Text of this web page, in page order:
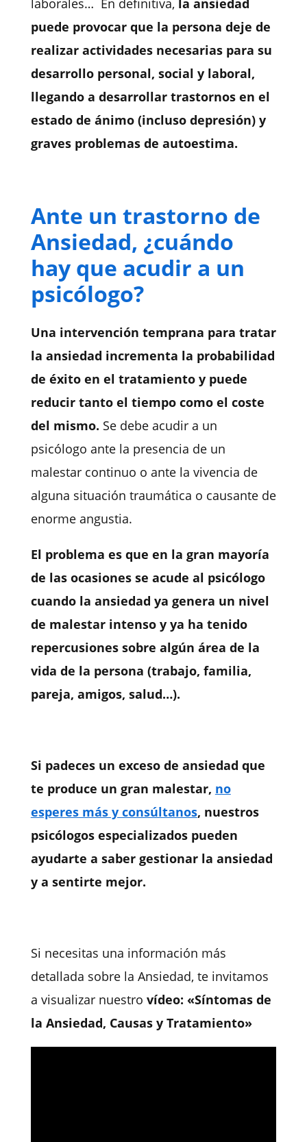
laborales… En definitiva, la ansiedad
puede provocar que la persona deje de
realizar actividades necesarias para su
desarrollo personal, social y laboral,
llegando a desarrollar trastornos en el
estado de ánimo (incluso depresión) y
graves problemas de autoestima.
Ante un trastorno de
Ansiedad, ¿cuándo
hay que acudir a un
psicólogo?
Una intervención temprana para tratar
la ansiedad incrementa la probabilidad
de éxito en el tratamiento y puede
reducir tanto el tiempo como el coste
del mismo. Se debe acudir a un
psicólogo ante la presencia de un
malestar continuo o ante la vivencia de
alguna situación traumática o causante de
enorme angustia.
El problema es que en la gran mayoría
de las ocasiones se acude al psicólogo
cuando la ansiedad ya genera un nivel
de malestar intenso y ya ha tenido
repercusiones sobre algún área de la
vida de la persona (trabajo, familia,
pareja, amigos, salud…).
Si padeces un exceso de ansiedad que
te produce un gran malestar, no
esperes más y consúltanos, nuestros
psicólogos especializados pueden
ayudarte a saber gestionar la ansiedad
y a sentirte mejor.
Si necesitas una información más
detallada sobre la Ansiedad, te invitamos
a visualizar nuestro vídeo: «Síntomas de
la Ansiedad, Causas y Tratamiento»